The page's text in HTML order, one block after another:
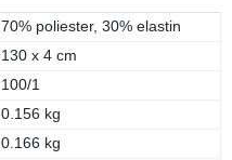
70% poliester, 30% elastin
130 x 4 cm
100/1
0.156 kg
0.166 kg